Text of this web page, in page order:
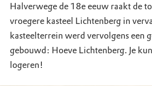
Halverwege de 18e eeuw raakt de
vroegere kasteel Lichtenberg in
kasteelterrein werd vervolgens een
gebouwd: Hoeve Lichtenberg. Je
logeren!